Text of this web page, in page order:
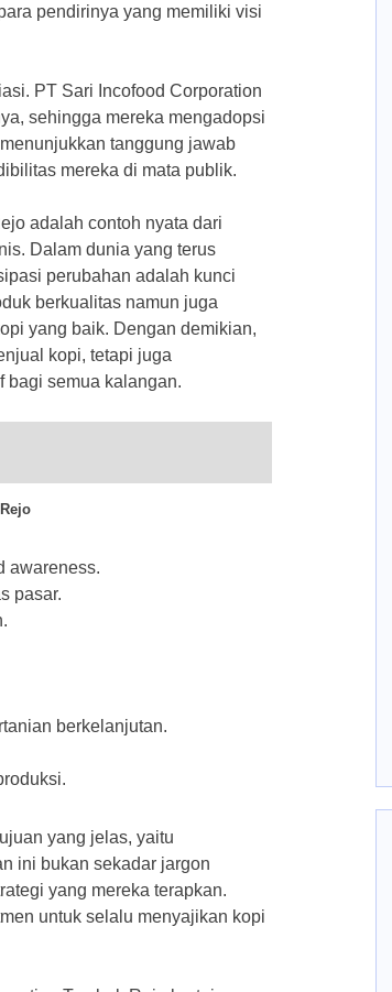
pendirinya yang memiliki visi
PT Sari Incofood Corporation
sehingga mereka mengadopsi
tanggung jawab
mereka di mata publik.
adalah contoh nyata dari
Dalam dunia yang terus
perubahan adalah kunci
berkualitas namun juga
yang baik. Dengan demikian,
kopi, tetapi juga
bagi semua kalangan.
awareness.
pasar.
berkelanjutan.
yang jelas, yaitu
ini bukan sekadar jargon
yang mereka terapkan.
untuk selalu menyajikan kopi